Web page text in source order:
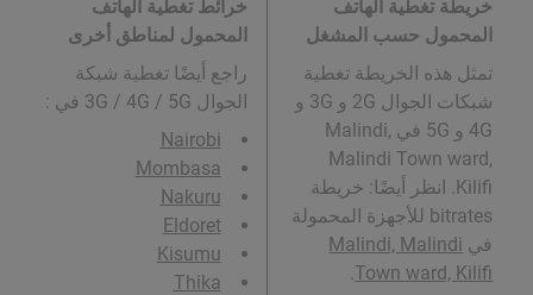
خريطة تغطية الهاتف
المحمول حسب المشغل
تمثل هذه الخريطة تغطية
شبكات الجوال 2G و 3G و
4G و 5G في Malindi,
Malindi Town ward,
Kilifi. انظر أيضًا: خريطة
bitrates للأجهزة المحمولة
في Malindi, Malindi
Town ward, Kilifi
.
خرائط تغطية الهاتف
المحمول لمناطق أخرى
راجع أيضًا تغطية شبكة
الجوال 3G / 4G / 5G في
:
Nairobi
Mombasa
Nakuru
Eldoret
Kisumu
Thika